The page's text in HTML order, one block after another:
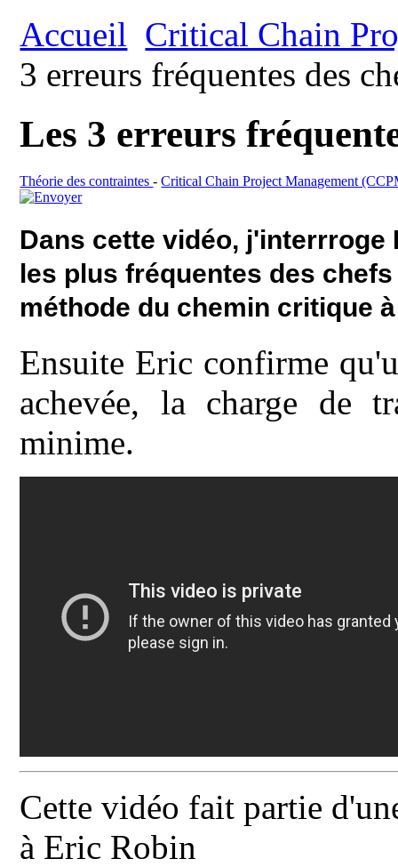
Accueil Critical Chain
3 erreurs fréquentes des
Les 3 erreurs
Théorie des contraintes-Critical Chain Project Management
Dans cette vidéo,
les plus fréquentes des
méthode du chemin critique
Ensuite Eric confirme
achevée, la charge de
minime.
Cette vidéo fait partie
à Eric Robin